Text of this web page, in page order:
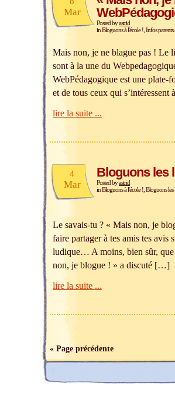
Mar
Posted byastrid
inBloguons à l'école ! Infos parents
Mais non, je ne blague pas ! Le
sont à la une du
WebPédagogique est une plate-
et de tous ceux qui
lire la suite ...
4
Mar
Bloguons les
Posted byastrid
inBloguons à l'école ! Bloguons les
Le savais-tu ? « Mais non, je
faire partager à tes amis tes avis
ludique… A moins, bien sûr,
non, je blogue ! » a discuté […]
lire la suite ...
« Page précédente